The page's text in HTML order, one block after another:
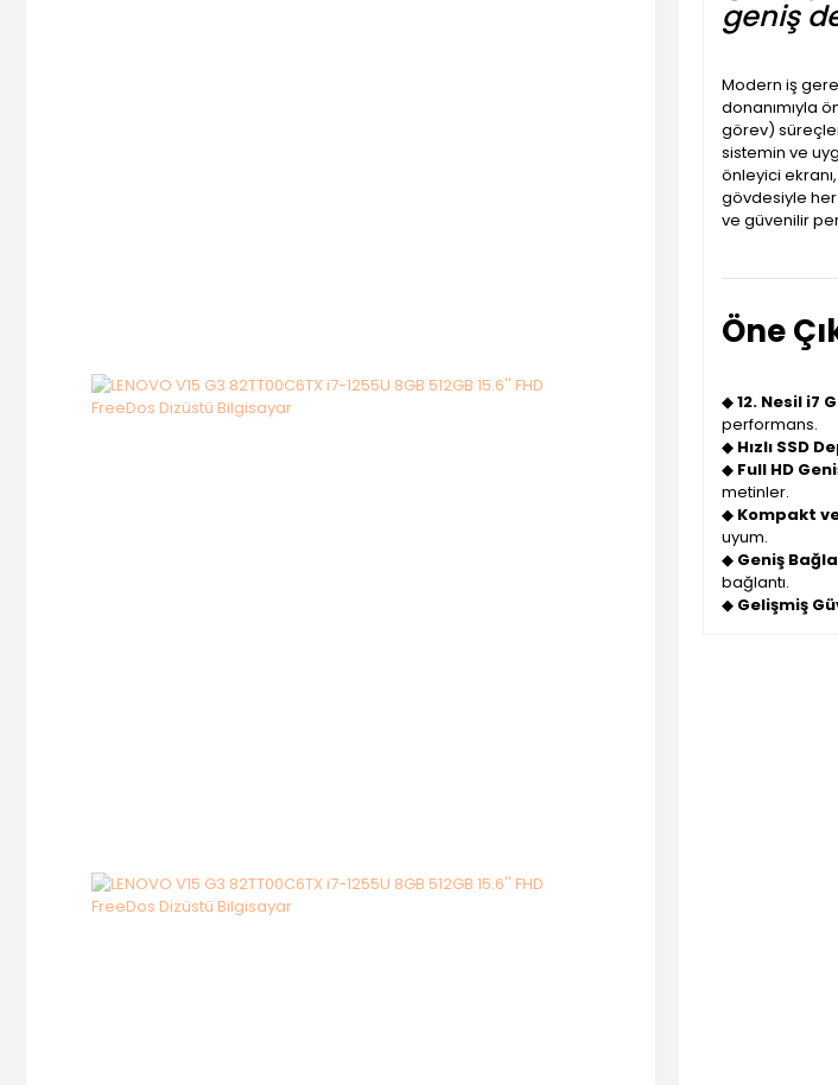
geniş
Modern iş
donanımıyla
görev)
sistemin ve
önleyici
gövdesiyle
ve güvenilir
Öne
◆12. Nesil i7
performans.
◆ Hızlı SSD
◆ Full HD
metinler.
◆ Kompakt
uyum.
◆ Geniş
bağlantı.
◆ Gelişmiş